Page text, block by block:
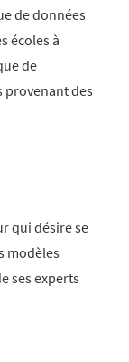
de données
écoles à
de
provenant des
qui désire se
modèles
ses experts